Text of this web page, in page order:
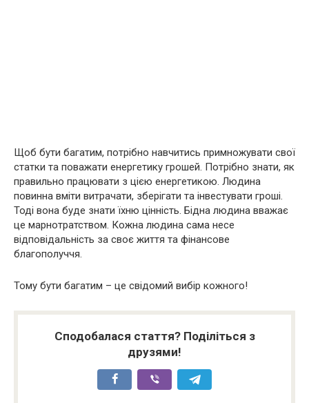
Щоб бути багатим, потрібно навчитись примножувати свої
статки та поважати енергетику грошей. Потрібно знати, як
правильно працювати з цією енергетикою. Людина
повинна вміти витрачати, зберігати та інвестувати гроші.
Тоді вона буде знати їхню цінність. Бідна людина вважає
це марнотратством. Кожна людина сама несе
відповідальність за своє життя та фінансове
благополуччя.
Тому бути багатим – це свідомий вибір кожного!
Сподобалася стаття? Поділіться з
друзями!